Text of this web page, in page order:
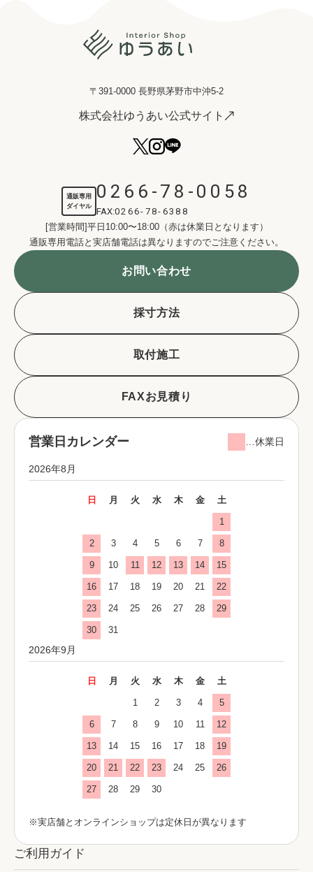
〒391-0000 長野県茅野市中沖5-2
株式会社ゆうあい公式サイト
通販専用
ダイヤル
0266-78-0058
FAX:0266-78-6388
[営業時間]平日10:00〜18:00（赤は休業日となります）
通販専用電話と実店舗電話は異なりますのでご注意ください。
お問い合わせ
採寸方法
取付施工
FAXお見積り
営業日カレンダー …休業日
2026年8月
日 月 火 水 木 金 土
1
2 3 4 5 6 7 8
9 10 11 12 13 14 15
16 17 18 19 20 21 22
23 24 25 26 27 28 29
30 31
2026年9月
日 月 火 水 木 金 土
1 2 3 4 5
6 7 8 9 10 11 12
13 14 15 16 17 18 19
20 21 22 23 24 25 26
27 28 29 30
※実店舗とオンラインショップは定休日が異なります
ご利用ガイド